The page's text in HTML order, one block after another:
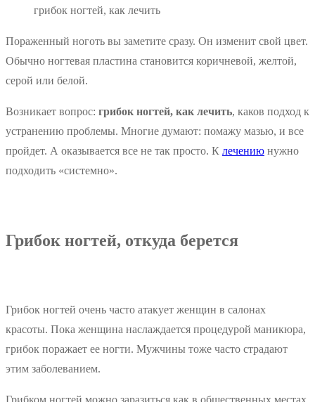
грибок ногтей, как лечить
Пораженный ноготь вы заметите сразу. Он изменит свой цвет.
Обычно ногтевая пластина становится коричневой, желтой,
серой или белой.
Возникает вопрос: грибок ногтей, как лечить, каков подход к
устранению проблемы. Многие думают: помажу мазью, и все
пройдет. А оказывается все не так просто. К лечению нужно
подходить «системно».
Грибок ногтей, откуда берется
Грибок ногтей очень часто атакует женщин в салонах
красоты. Пока женщина наслаждается процедурой маникюра,
грибок поражает ее ногти. Мужчины тоже часто страдают
этим заболеванием.